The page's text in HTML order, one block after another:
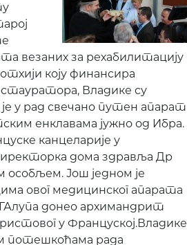
везаних за рехабилитацију
коју финансира
Владике су
у рад свечано путен апарат
енклавама јужно од Ибра.
канцеларије у
дома здравља Др
особљем. Још једном је
овог медицинског апарата
донео архимандрит
у Француској.Владике
потешкоћама рада